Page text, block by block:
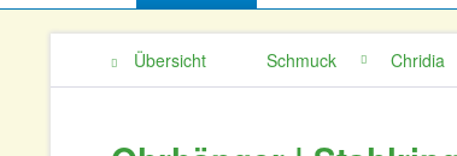
Übersicht Schmuck Chridia